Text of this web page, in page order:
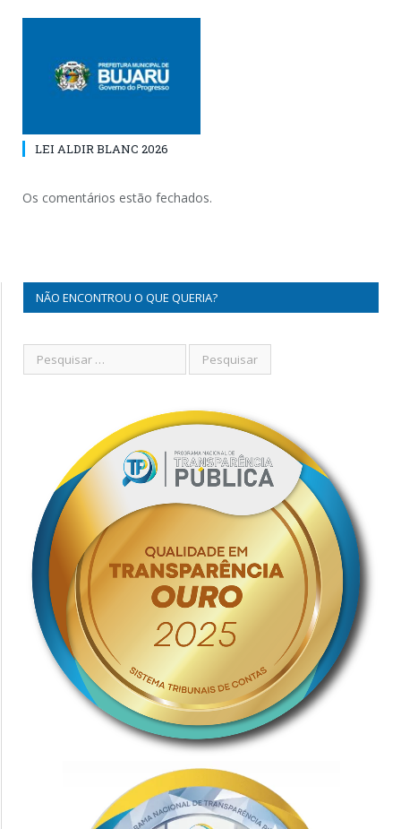
LEI ALDIR BLANC 2026
Os comentários estão fechados.
NÃO ENCONTROU O QUE QUERIA?